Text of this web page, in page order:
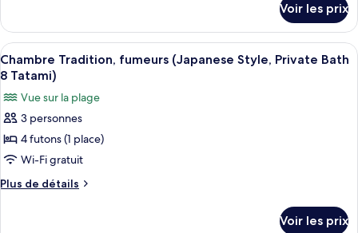
chambre :
Furusato
no
Wagaya
-
Rock
Open-
Air
Bath
le
type
de
chambre
no
Wagaya
Rock
Open-
Bath
Voir les prix
Afficher
toutes
photos
pour
ce
type
de
Un onsen japonais traditionnel,
6
Chambre Tradition, fumeurs (Japanese Style, Private Bath
8 Tatami)
Vue sur la plage
3 personnes
4 futons (1 place)
Wi-Fi gratuit
Plus de détails
Plus
Voir les prix